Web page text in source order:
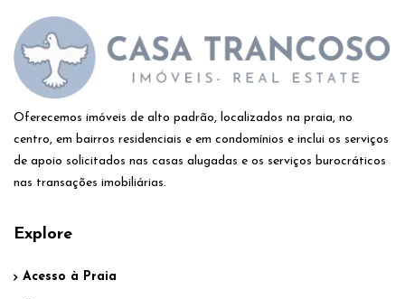
Oferecemos imóveis de alto padrão, localizados na praia, no
centro, em bairros residenciais e em condomínios e inclui os serviços
de apoio solicitados nas casas alugadas e os serviços burocráticos
nas transações imobiliárias.
Explore
Acesso à Praia